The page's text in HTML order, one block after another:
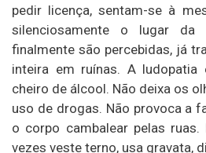
pedir licença, sentam-se à
silenciosamente o lugar da
finalmente são percebidas, já
inteira em ruínas. A
cheiro de álcool. Não deixa os
uso de drogas. Não provoca a
o corpo cambalear pelas
vezes veste terno, usa gravata,